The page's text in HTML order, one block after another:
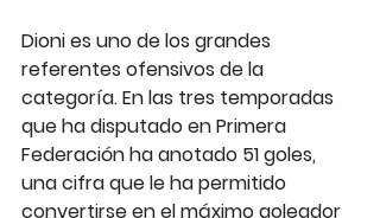
Dioni es uno de los grandes
referentes ofensivos de la
categoría. En las tres temporadas
que ha disputado en Primera
Federación ha anotado 51 goles,
una cifra que le ha permitido
convertirse en el máximo goleador